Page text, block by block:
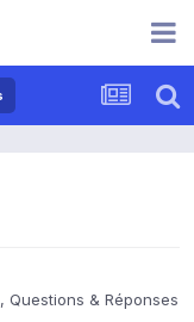
Questions & Réponses